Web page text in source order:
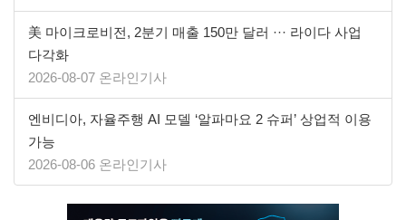
美 마이크로비전, 2분기 매출 150만 달러 ··· 라이다 사업
다각화
2026-08-07 온라인기사
엔비디아, 자율주행 AI 모델 ‘알파마요 2 슈퍼’ 상업적 이용
가능
2026-08-06 온라인기사